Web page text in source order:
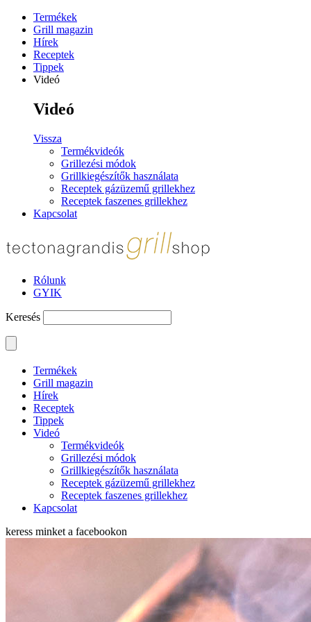
Termékek
Grill magazin
Hírek
Receptek
Tippek
Videó
Videó
Vissza
Termékvideók
Grillezési módok
Grillkiegészítők használata
Receptek gázüzemű grillekhez
Receptek faszenes grillekhez
Kapcsolat
Rólunk
GYIK
Keresés
Termékek
Grill magazin
Hírek
Receptek
Tippek
Videó
Termékvideók
Grillezési módok
Grillkiegészítők használata
Receptek gázüzemű grillekhez
Receptek faszenes grillekhez
Kapcsolat
keress minket a facebookon